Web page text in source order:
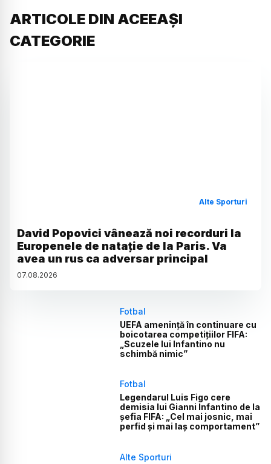
ARTICOLE DIN ACEEAȘI
CATEGORIE
Alte Sporturi
David Popovici vânează noi recorduri la
Europenele de natație de la Paris. Va
avea un rus ca adversar principal
07.08.2026
Fotbal
UEFA amenință în continuare cu
boicotarea competițiilor FIFA:
„Scuzele lui Infantino nu
schimbă nimic”
Fotbal
Legendarul Luis Figo cere
demisia lui Gianni Infantino de la
șefia FIFA: „Cel mai josnic, mai
perfid și mai laș comportament”
Alte Sporturi